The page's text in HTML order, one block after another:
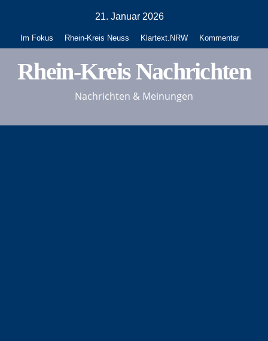
springen
21. Januar 2026
Im Fokus Rhein-Kreis Neuss Klartext.NRW Kommentar
Rhein-Kreis Nachrichten
Nachrichten & Meinungen